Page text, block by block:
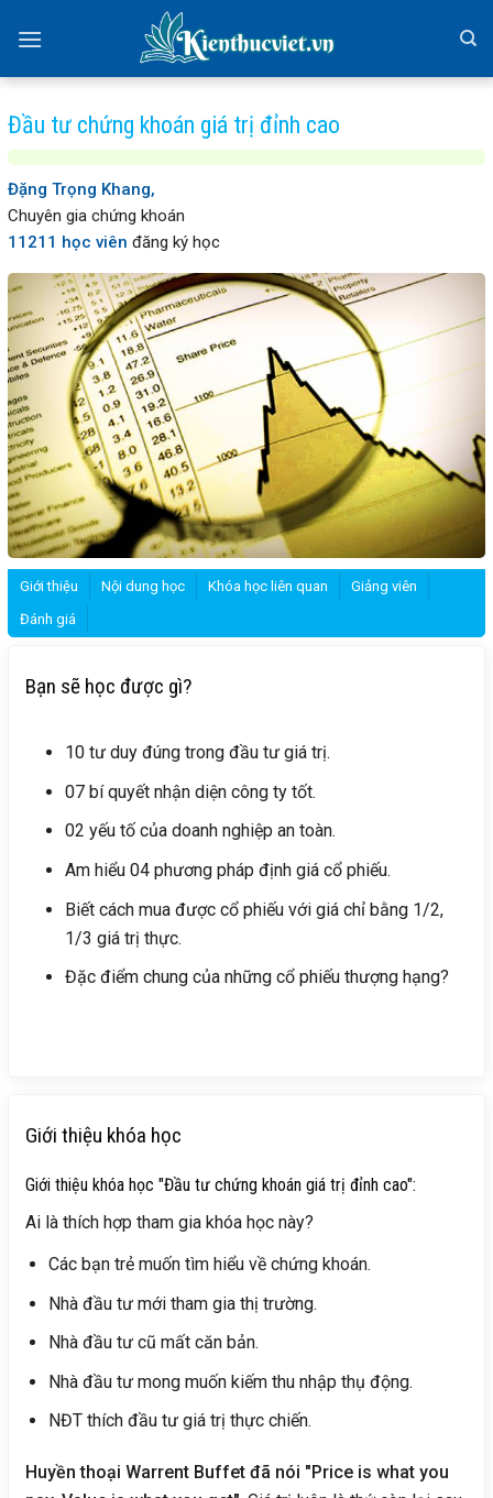
Đầu tư chứng khoán giá trị đỉnh cao
Đặng Trọng Khang,
Chuyên gia chứng khoán
11211 học viên đăng ký học
Giới thiệu Nội dung học Khóa học liên quan
Giảng viên
Đánh giá
Bạn sẽ học được gì?
10 tư duy đúng trong đầu tư giá trị.
07 bí quyết nhận diện công ty tốt.
02 yếu tố của doanh nghiệp an toàn.
Am hiểu 04 phương pháp định giá cổ phiếu.
Biết cách mua được cổ phiếu với giá chỉ bằng 1/2,
1/3 giá trị thực.
Đặc điểm chung của những cổ phiếu thượng hạng?
Giới thiệu khóa học
Giới thiệu khóa học "Đầu tư chứng khoán giá trị đỉnh cao":
Ai là thích hợp tham gia khóa học này?
Các bạn trẻ muốn tìm hiểu về chứng khoán.
Nhà đầu tư mới tham gia thị trường.
Nhà đầu tư cũ mất căn bản.
Nhà đầu tư mong muốn kiếm thu nhập thụ động.
NĐT thích đầu tư giá trị thực chiến.
Huyền thoại Warrent Buffet đã nói "Price is what you